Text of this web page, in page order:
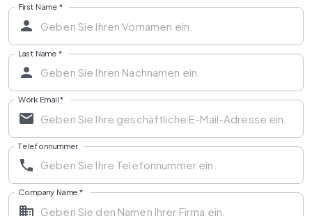
First Name *
Last Name *
Work Email*
Telefonnummer
Company Name *